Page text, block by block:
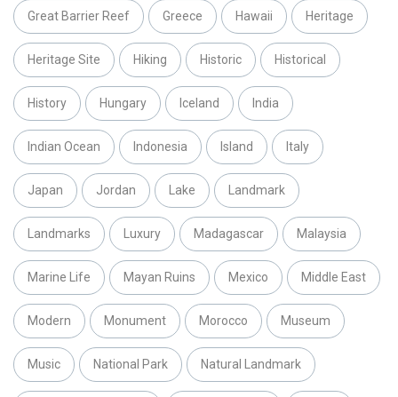
Great Barrier Reef Greece Hawaii Heritage
Heritage Site Hiking Historic Historical
History Hungary Iceland India
Indian Ocean Indonesia Island Italy
Japan Jordan Lake Landmark
Landmarks Luxury Madagascar Malaysia
Marine Life Mayan Ruins Mexico Middle East
Modern Monument Morocco Museum
Music National Park Natural Landmark